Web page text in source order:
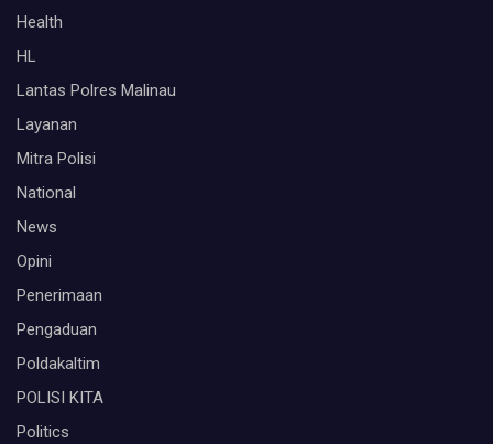
Health
HL
Lantas Polres Malinau
Layanan
Mitra Polisi
National
News
Opini
Penerimaan
Pengaduan
Poldakaltim
POLISI KITA
Politics